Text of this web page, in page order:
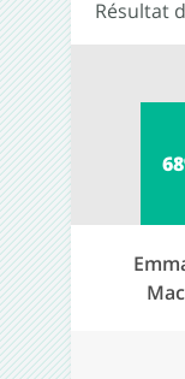
Résultat